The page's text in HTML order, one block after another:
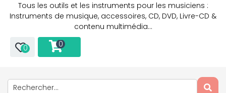
Tous les outils et les instruments pour les musiciens :
Instruments de musique, accessoires, CD, DVD, Livre-CD &
contenu multimédia…
0 0